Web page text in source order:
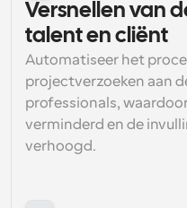
Versnellen van
talent en cliënt
Automatiseer het
projectverzoeken aan
professionals,
verminderd en de
verhoogd.